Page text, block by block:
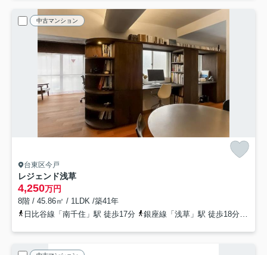
中古マンション
台東区今戸
レジェンド浅草
4,250万円
8階 / 45.86㎡ / 1LDK /築41年
日比谷線「南千住」駅 徒歩17分
銀座線「浅草」駅 徒歩18分